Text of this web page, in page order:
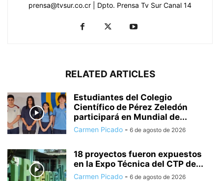
prensa@tvsur.co.cr | Dpto. Prensa Tv Sur Canal 14
RELATED ARTICLES
Estudiantes del Colegio
Científico de Pérez Zeledón
participará en Mundial de...
Carmen Picado - 6 de agosto de 2026
18 proyectos fueron expuestos
en la Expo Técnica del CTP de...
Carmen Picado - 6 de agosto de 2026